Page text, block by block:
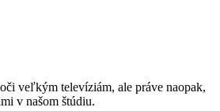
veľkým televíziám, ale práve naopak,
v našom štúdiu.